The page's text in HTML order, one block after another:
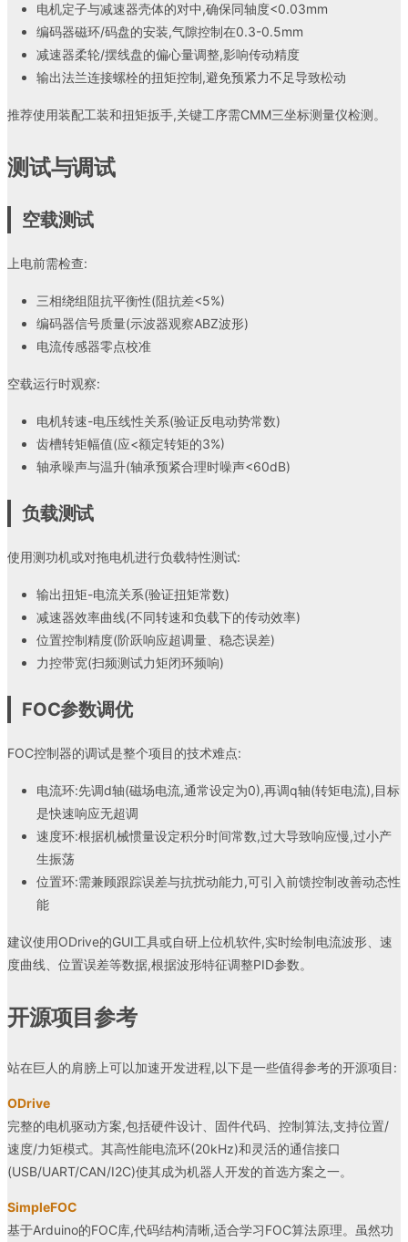
电机定子与减速器壳体的对中,确保同轴度<0.03mm
编码器磁环/码盘的安装,气隙控制在0.3-0.5mm
减速器柔轮/摆线盘的偏心量调整,影响传动精度
输出法兰连接螺栓的扭矩控制,避免预紧力不足导致松动
推荐使用装配工装和扭矩扳手,关键工序需CMM三坐标测量仪检测。
测试与调试
空载测试
上电前需检查:
三相绕组阻抗平衡性(阻抗差<5%)
编码器信号质量(示波器观察ABZ波形)
电流传感器零点校准
空载运行时观察:
电机转速-电压线性关系(验证反电动势常数)
齿槽转矩幅值(应<额定转矩的3%)
轴承噪声与温升(轴承预紧合理时噪声<60dB)
负载测试
使用测功机或对拖电机进行负载特性测试:
输出扭矩-电流关系(验证扭矩常数)
减速器效率曲线(不同转速和负载下的传动效率)
位置控制精度(阶跃响应超调量、稳态误差)
力控带宽(扫频测试力矩闭环频响)
FOC参数调优
FOC控制器的调试是整个项目的技术难点:
电流环:先调d轴(磁场电流,通常设定为0),再调q轴(转矩电流),目标
是快速响应无超调
速度环:根据机械惯量设定积分时间常数,过大导致响应慢,过小产
生振荡
位置环:需兼顾跟踪误差与抗扰动能力,可引入前馈控制改善动态性
能
建议使用ODrive的GUI工具或自研上位机软件,实时绘制电流波形、速
度曲线、位置误差等数据,根据波形特征调整PID参数。
开源项目参考
站在巨人的肩膀上可以加速开发进程,以下是一些值得参考的开源项目:
ODrive
完整的电机驱动方案,包括硬件设计、固件代码、控制算法,支持位置/
速度/力矩模式。其高性能电流环(20kHz)和灵活的通信接口
(USB/UART/CAN/I2C)使其成为机器人开发的首选方案之一。
SimpleFOC
基于Arduino的FOC库,代码结构清晰,适合学习FOC算法原理。虽然功